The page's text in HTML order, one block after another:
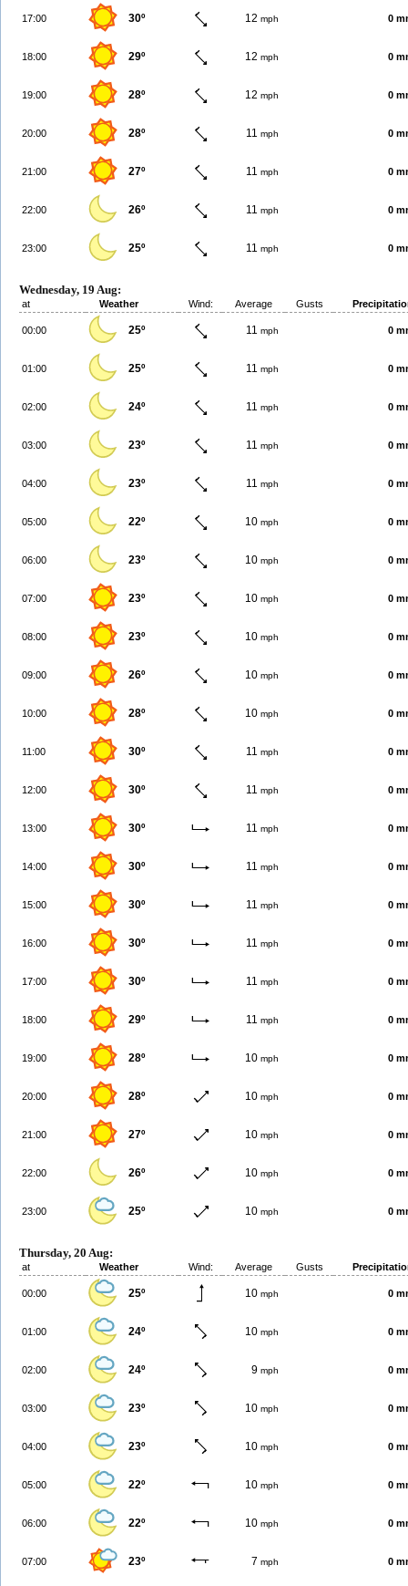
17:00 30º 12 mph 0
18:00 29º 12 mph 0
19:00 28º 12 mph 0
20:00 28º 11 mph 0
21:00 27º 11 mph 0
22:00 26º 11 mph 0
23:00 25º 11 mph 0
Wednesday, 19 Aug:
at Weather Wind: Average Gusts
00:00 25º 11 mph 0
01:00 25º 11 mph 0
02:00 24º 11 mph 0
03:00 23º 11 mph 0
04:00 23º 11 mph 0
05:00 22º 10 mph 0
06:00 23º 10 mph 0
07:00 23º 10 mph 0
08:00 23º 10 mph 0
09:00 26º 10 mph 0
10:00 28º 10 mph 0
11:00 30º 11 mph 0
12:00 30º 11 mph 0
13:00 30º 11 mph 0
14:00 30º 11 mph 0
15:00 30º 11 mph 0
16:00 30º 11 mph 0
17:00 30º 11 mph 0
18:00 29º 11 mph 0
19:00 28º 10 mph 0
20:00 28º 10 mph 0
21:00 27º 10 mph 0
22:00 26º 10 mph 0
23:00 25º 10 mph 0
Thursday, 20 Aug:
at Weather Wind: Average Gusts
00:00 25º 10 mph 0
01:00 24º 10 mph 0
02:00 24º 9 mph 0
03:00 23º 10 mph 0
04:00 23º 10 mph 0
05:00 22º 10 mph 0
06:00 22º 10 mph 0
07:00 23º 7 mph 0